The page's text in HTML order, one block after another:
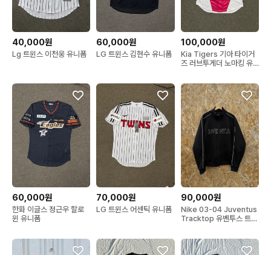
40,000원
Lg 트윈스 이천웅 유니폼
60,000원
LG 트윈스 김현수 유니폼
100,000원
Kia Tigers 기아 타이거
즈 러브투게더 노마킹 유
60,000원
한화 이글스 정근우 할로
윈 유니폼
70,000원
LG 트윈스 어센틱 유니폼
90,000원
Nike 03-04 Juventus
Tracktop 유벤투스 트랙